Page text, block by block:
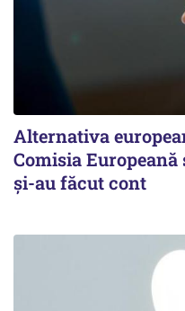
Alternativa
Comisia
și-au făcut cont